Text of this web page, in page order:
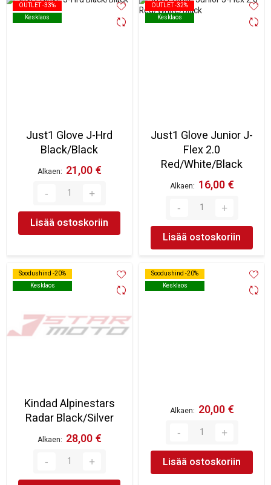
OUTLET -33%
Kesklaos
OUTLET -33%
Kesklaos
Just1 Glove J-Hrd
Black/Black
Alkaen 21,00 €
Lisää ostoskoriin
OUTLET -32%
Kesklaos
OUTLET -32%
Kesklaos
Just1 Glove Junior J-
Flex 2.0
Red/White/Black
Alkaen 16,00 €
Lisää ostoskoriin
Soodushind -20%
Kesklaos
Soodushind -20%
Kesklaos
Kindad Alpinestars
Radar Black/Silver
Alkaen 28,00 €
Soodushind -20%
Kesklaos
Soodushind -20%
Kesklaos
Alkaen 20,00 €
Lisää ostoskoriin